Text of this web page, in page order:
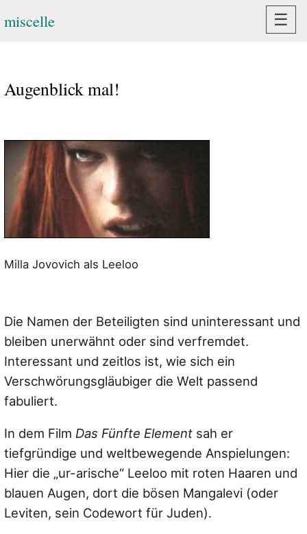
miscelle ☰
Augenblick mal!
Milla Jovovich als Leeloo
Die Namen der Beteiligten sind uninteressant und
bleiben unerwähnt oder sind verfremdet.
Interessant und zeitlos ist, wie sich ein
Verschwörungsgläubiger die Welt passend
fabuliert.
In dem Film Das Fünfte Element sah er
tiefgründige und weltbewegende Anspielungen:
Hier die „ur-arische“ Leeloo mit roten Haaren und
blauen Augen, dort die bösen Mangalevi (oder
Leviten, sein Codewort für Juden).